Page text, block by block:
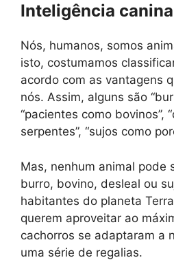
Inteligência canina
Nós, humanos, somos
isto, costumamos
acordo com as vantagens
nós. Assim, alguns são
“pacientes como bovinos”,
serpentes”, “sujos como
Mas, nenhum animal pode
burro, bovino, desleal ou
habitantes do planeta
querem aproveitar ao
cachorros se adaptaram a
uma série de regalias.